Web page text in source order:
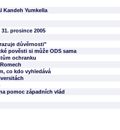
Kandeh Yumkella
prosince 2005
důvěrnosti"
pověsti si může ODS sama
ochranku
co kdo vyhledává
pomoc západních vlád